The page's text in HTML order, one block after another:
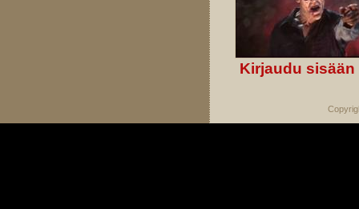
Kirjaudu sisään